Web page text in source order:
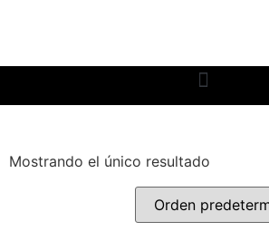
Mostrando el único resultado